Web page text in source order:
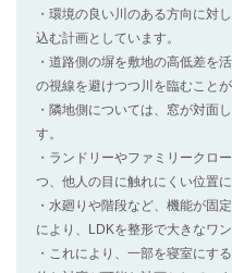
・環境の良い川のある方向に対
込む計画としています。
・道路側の塀を敷地の高低差を
の視線を避けつつ川を臨むこと
・隣地側については、窓が対面
す。
・ランドリーやファミリークロ
つ、他人の目に触れにくい位置
・水廻りや階段など、機能が固
により、LDKを整形で大きなワ
・これにより、一部を寝室にす